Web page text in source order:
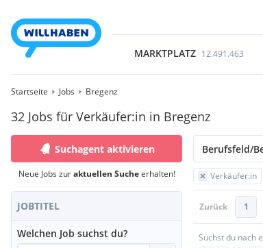
MARKTPLATZ 12.491.463
Startseite Jobs Bregenz
32 Jobs für Verkäufer:in in Bregenz
Suchagent aktivieren
Neue Jobs zuraktuellen Sucheerhalten!
JOBTITEL
Welchen Job suchst du?
Berufsfeld/
Verkäufer:in
Zurück 1
Suchst du nach